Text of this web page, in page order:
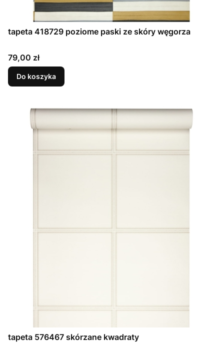
tapeta 418729 poziome paski ze skóry węgorza
Cena
79,00 zł
Do koszyka
tapeta 576467 skórzane kwadraty